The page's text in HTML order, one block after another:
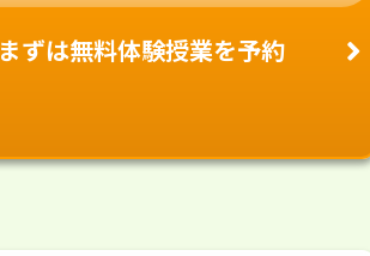
まずは無料体験授業を予約